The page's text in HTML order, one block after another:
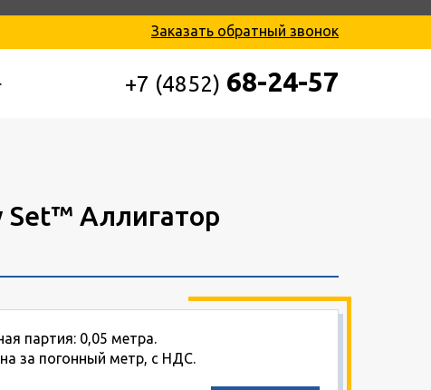
Заказать обратный звонок
+7 (4852) 68-24-57
Set™ Аллигатор
партия: 0,05 метра.
за погонный метр, с НДС.